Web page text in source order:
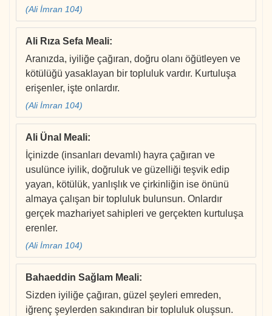
(Ali İmran 104)
Ali Rıza Sefa Meali:
Aranızda, iyiliğe çağıran, doğru olanı öğütleyen ve
kötülüğü yasaklayan bir topluluk vardır. Kurtuluşa
erişenler, işte onlardır.
(Ali İmran 104)
Ali Ünal Meali:
İçinizde (insanları devamlı) hayra çağıran ve
usulünce iyilik, doğruluk ve güzelliği teşvik edip
yayan, kötülük, yanlışlık ve çirkinliğin ise önünü
almaya çalışan bir topluluk bulunsun. Onlardır
gerçek mazhariyet sahipleri ve gerçekten kurtuluşa
erenler.
(Ali İmran 104)
Bahaeddin Sağlam Meali:
Sizden iyiliğe çağıran, güzel şeyleri emreden,
iğrenç şeylerden sakındıran bir topluluk oluşsun.